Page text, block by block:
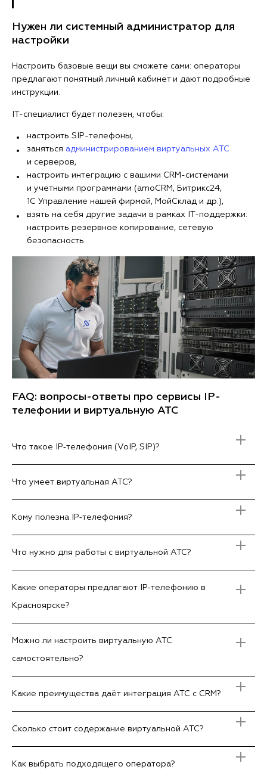
Нужен ли системный администратор для
настройки
Настроить базовые вещи вы сможете сами: операторы
предлагают понятный личный кабинет и дают подробные
инструкции.
IT-специалист будет полезен, чтобы:
настроить SIP-телефоны,
заняться администрированием виртуальных АТС
и серверов,
настроить интеграцию с вашими CRM-системами
и учетными программами (amoCRM, Битрикс24,
1C Управление нашей фирмой, МойСклад и др.),
взять на себя другие задачи в рамках IT-поддержки:
настроить резервное копирование, сетевую
безопасность.
FAQ: вопросы-ответы про сервисы IP-
телефонии и виртуальную АТС
Что такое IP‑телефония (VoIP, SIP)?
Что умеет виртуальная АТС?
Кому полезна IP‑телефония?
Что нужно для работы с виртуальной АТС?
Какие операторы предлагают IP‑телефонию в
Красноярске?
Можно ли настроить виртуальную АТС
самостоятельно?
Какие преимущества даёт интеграция АТС с CRM?
Сколько стоит содержание виртуальной АТС?
Как выбрать подходящего оператора?